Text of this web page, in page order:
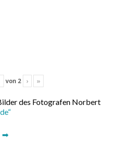
von 2 › »
des Fotografen Norbert
➡